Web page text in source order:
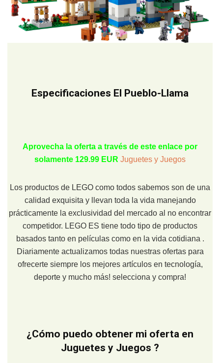
Especificaciones El Pueblo-Llama
Aprovecha la oferta a través de este enlace por
solamente 129.99 EUR Juguetes y Juegos
Los productos de LEGO como todos sabemos son de una
calidad exquisita y llevan toda la vida manejando
prácticamente la exclusividad del mercado al no encontrar
competidor. LEGO ES tiene todo tipo de productos
basados tanto en películas como en la vida cotidiana .
Diariamente actualizamos todas nuestras ofertas para
ofrecerte siempre los mejores artículos en tecnología,
deporte y mucho más! selecciona y compra!
¿Cómo puedo obtener mi oferta en
Juguetes y Juegos ?